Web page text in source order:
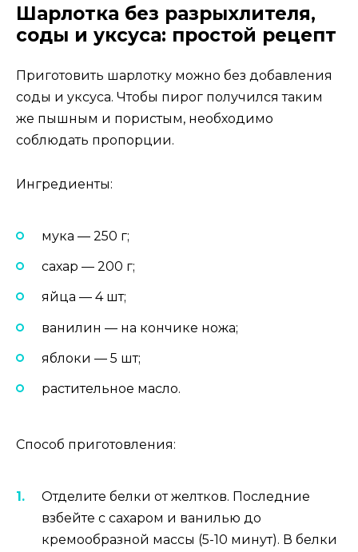
Шарлотка без разрыхлителя,
соды и уксуса: простой рецепт
Приготовить шарлотку можно без добавления
соды и уксуса. Чтобы пирог получился таким
же пышным и пористым, необходимо
соблюдать пропорции.
Ингредиенты:
мука — 250 г;
сахар — 200 г;
яйца — 4 шт;
ванилин — на кончике ножа;
яблоки — 5 шт;
растительное масло.
Способ приготовления:
Отделите белки от желтков. Последние
взбейте с сахаром и ванилью до
кремообразной массы (5-10 минут). В белки